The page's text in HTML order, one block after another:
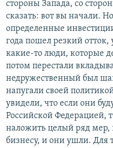
стороны Запада, со
сказать: вот вы начали.
определенные
года пошел резкий
какие-то люди, которые
потом перестали
недружественный был
напугали своей
увидели, что если они
Российской Федерацией,
наложить целый ряд мер,
бизнесу, и они ушли. Для